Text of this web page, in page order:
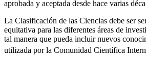
aprobada y aceptada desde hace varias
La Clasificación de las Ciencias debe ser
equitativa para las diferentes áreas de
tal manera que pueda incluir nuevos
utilizada por la Comunidad Científica